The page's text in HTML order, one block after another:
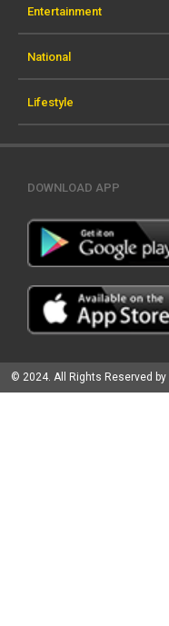
Entertainment
National
Lifestyle
DOWNLOAD APP
© 2024. All Rights Reserved by